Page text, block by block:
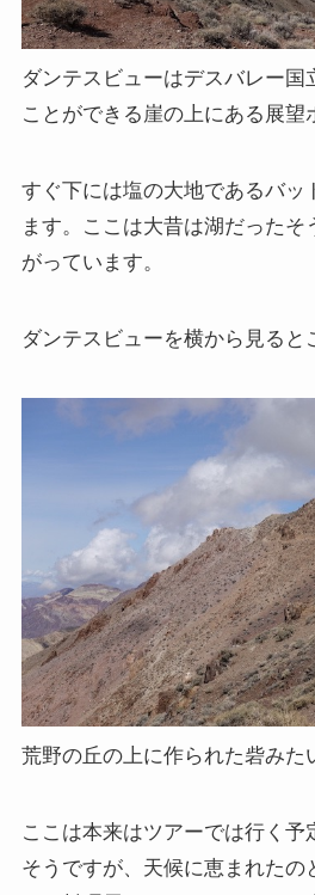
ダンテスビューはデスバレー国
ことができる崖の上にある展望
すぐ下には塩の大地であるバッ
ます。ここは大昔は湖だったそ
がっています。
ダンテスビューを横から見ると
荒野の丘の上に作られた砦みた
ここは本来はツアーでは行く予
そうですが、天候に恵まれたの